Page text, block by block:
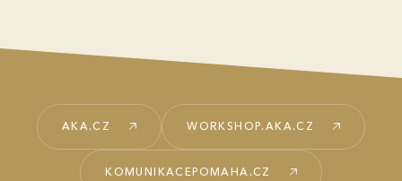
AKA.CZ WORKSHOP.AKA.CZ
KOMUNIKACEPOMAHA.CZ